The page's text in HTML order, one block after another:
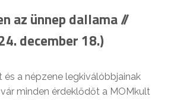
az ünnep dallama //
december 18.)
a népzene legkiválóbbjainak
minden érdeklődőt a MOMkult